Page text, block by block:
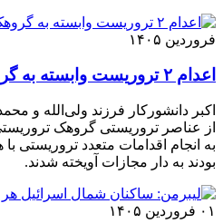
فروردین ۱۴۰۵
اعدام ۲ تروریست وابسته به گروهک تروریستی منافقین
اکبر دانشورکار فرزند ولی‌الله و
از عناصر تروریستی گروهک
به انجام اقدامات متعدد تروریستی
بودند به دار مجازات آویخته شدند.
۰۱ فروردین ۱۴۰۵